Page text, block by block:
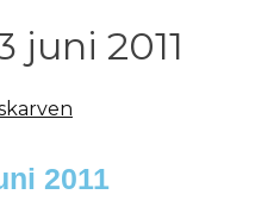
juni 2011
2011